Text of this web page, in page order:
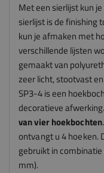
Met een sierlijst kun
sierlijst is de finishing
kun je afmaken met
verschillende lijsten
gemaakt van
zeer licht, stootvast
SP3-4 is een
decoratieve afwerking.
van vier hoekbochten
ontvangt u 4 hoeken.
gebruikt in
mm).